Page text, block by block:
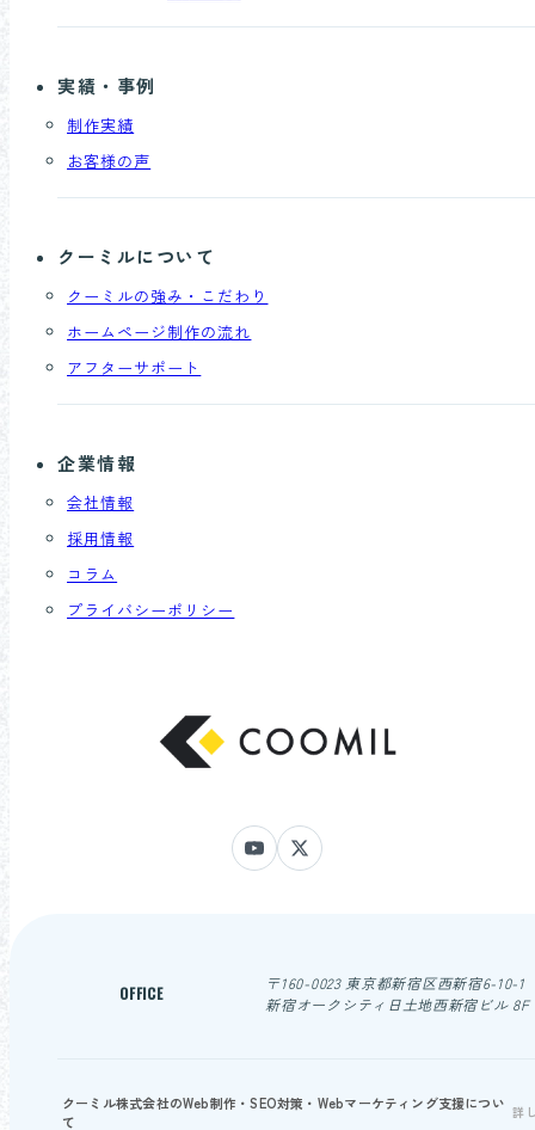
実績・事例
制作実績
お客様の声
クーミルについて
クーミルの強み・こだわり
ホームページ制作の流れ
アフターサポート
企業情報
会社情報
採用情報
コラム
プライバシーポリシー
OFFICE
〒160-0023 東京都新宿区西新宿6-10-1
新宿オークシティ日土地西新宿ビル 8F
クーミル株式会社のWeb制作・SEO対策・Webマーケティング支援につい
て
詳